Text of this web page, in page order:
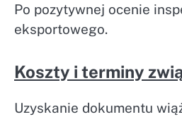
Po pozytywnej ocenie
eksportowego.
Koszty i terminy
Uzyskanie dokumentu